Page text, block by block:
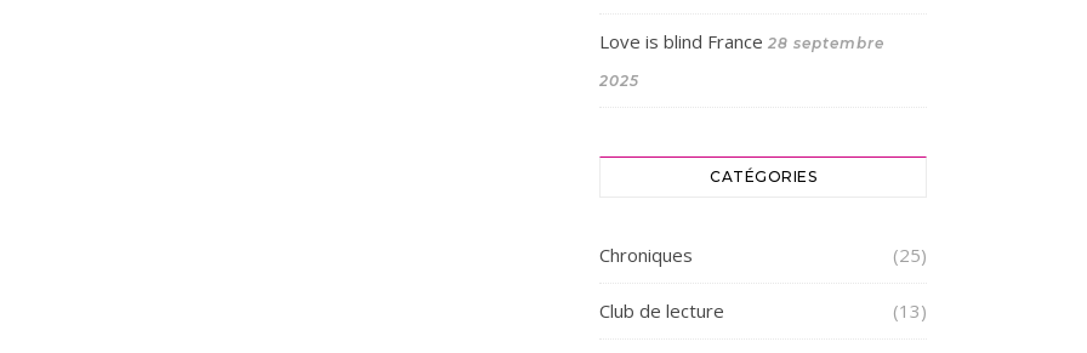
Love is blind France 28 septembre
2025
CATÉGORIES
Chroniques (25)
Club de lecture (13)